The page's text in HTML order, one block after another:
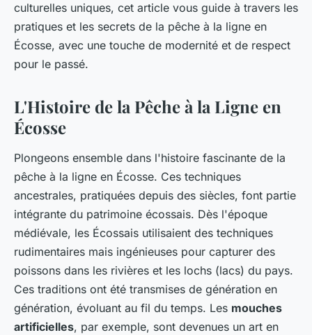
culturelles uniques, cet article vous guide à travers les
pratiques et les secrets de la pêche à la ligne en
Écosse, avec une touche de modernité et de respect
pour le passé.
L'Histoire de la Pêche à la Ligne en
Écosse
Plongeons ensemble dans l'histoire fascinante de la
pêche à la ligne en Écosse. Ces techniques
ancestrales, pratiquées depuis des siècles, font partie
intégrante du patrimoine écossais. Dès l'époque
médiévale, les Écossais utilisaient des techniques
rudimentaires mais ingénieuses pour capturer des
poissons dans les rivières et les lochs (lacs) du pays.
Ces traditions ont été transmises de génération en
génération, évoluant au fil du temps. Les mouches
artificielles, par exemple, sont devenues un art en